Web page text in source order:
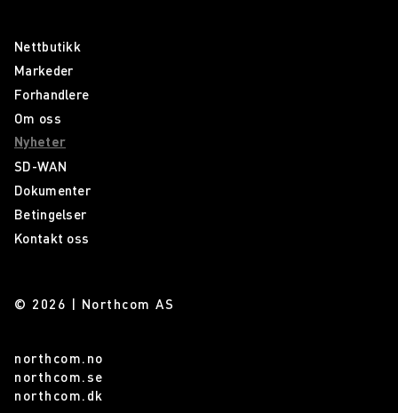
Nettbutikk
Markeder
Forhandlere
Om oss
Nyheter
SD-WAN
Dokumenter
Betingelser
Kontakt oss
© 2026 | Northcom AS
northcom.no
northcom.se
northcom.dk